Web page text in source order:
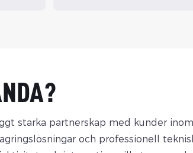
starka partnerskap med kunder inom
och professionell